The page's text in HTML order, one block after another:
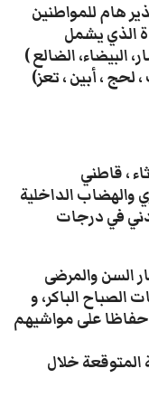
هام للمواطنين
الذي يشمل
الضالع )
، أبين ، تعز)
، قاطني
والهضاب الداخلية
في درجات
السن والمرضى
الصباح الباكر، و
حفاظا على مواشيهم
خلال